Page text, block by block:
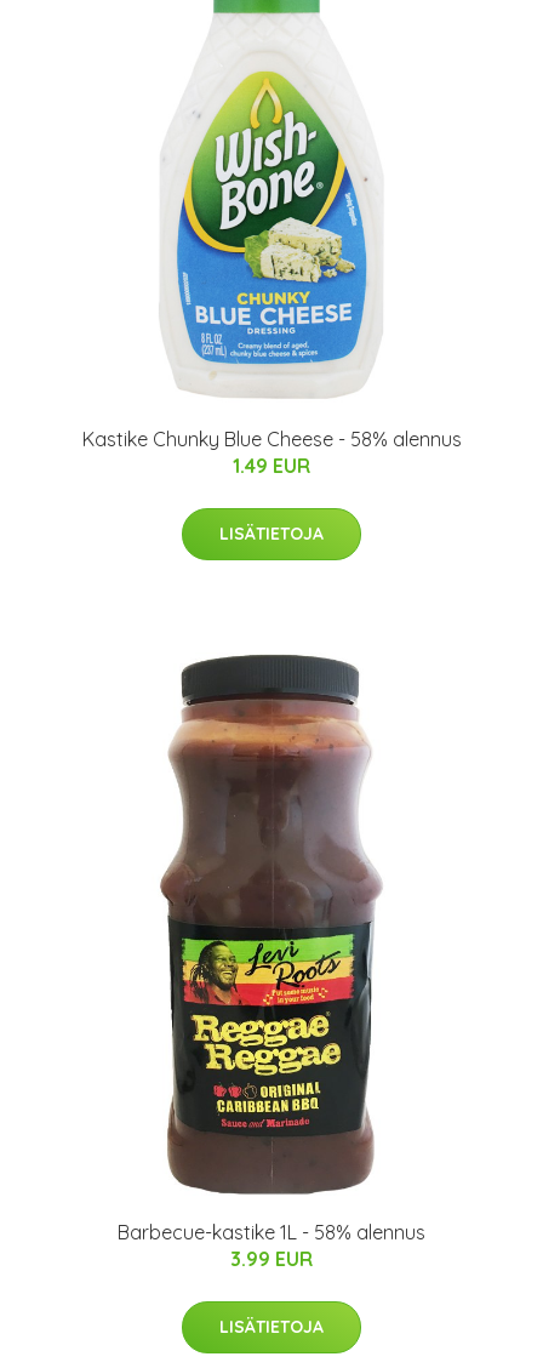
Kastike Chunky Blue Cheese - 58% alennus
1.49 EUR
LISÄTIETOJA
Barbecue-kastike 1L - 58% alennus
3.99 EUR
LISÄTIETOJA